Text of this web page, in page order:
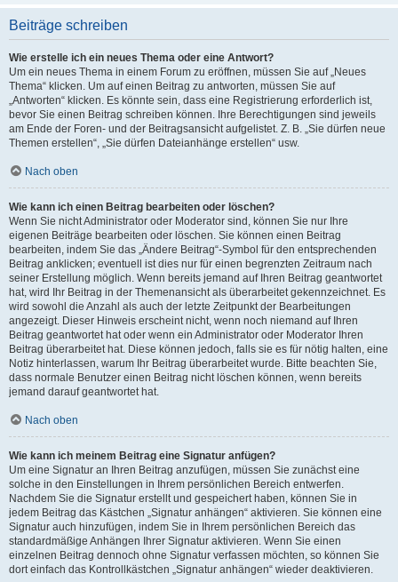
Beiträge schreiben
Wie erstelle ich ein neues Thema oder eine Antwort?
Um ein neues Thema in einem Forum zu eröffnen, müssen Sie auf „Neues
Thema“ klicken. Um auf einen Beitrag zu antworten, müssen Sie auf
„Antworten“ klicken. Es könnte sein, dass eine Registrierung erforderlich ist,
bevor Sie einen Beitrag schreiben können. Ihre Berechtigungen sind jeweils
am Ende der Foren- und der Beitragsansicht aufgelistet. Z. B. „Sie dürfen neue
Themen erstellen“, „Sie dürfen Dateianhänge erstellen“ usw.
Nach oben
Wie kann ich einen Beitrag bearbeiten oder löschen?
Wenn Sie nicht Administrator oder Moderator sind, können Sie nur Ihre
eigenen Beiträge bearbeiten oder löschen. Sie können einen Beitrag
bearbeiten, indem Sie das „Ändere Beitrag“-Symbol für den entsprechenden
Beitrag anklicken; eventuell ist dies nur für einen begrenzten Zeitraum nach
seiner Erstellung möglich. Wenn bereits jemand auf Ihren Beitrag geantwortet
hat, wird Ihr Beitrag in der Themenansicht als überarbeitet gekennzeichnet. Es
wird sowohl die Anzahl als auch der letzte Zeitpunkt der Bearbeitungen
angezeigt. Dieser Hinweis erscheint nicht, wenn noch niemand auf Ihren
Beitrag geantwortet hat oder wenn ein Administrator oder Moderator Ihren
Beitrag überarbeitet hat. Diese können jedoch, falls sie es für nötig halten, eine
Notiz hinterlassen, warum Ihr Beitrag überarbeitet wurde. Bitte beachten Sie,
dass normale Benutzer einen Beitrag nicht löschen können, wenn bereits
jemand darauf geantwortet hat.
Nach oben
Wie kann ich meinem Beitrag eine Signatur anfügen?
Um eine Signatur an Ihren Beitrag anzufügen, müssen Sie zunächst eine
solche in den Einstellungen in Ihrem persönlichen Bereich entwerfen.
Nachdem Sie die Signatur erstellt und gespeichert haben, können Sie in
jedem Beitrag das Kästchen „Signatur anhängen“ aktivieren. Sie können eine
Signatur auch hinzufügen, indem Sie in Ihrem persönlichen Bereich das
standardmäßige Anhängen Ihrer Signatur aktivieren. Wenn Sie einen
einzelnen Beitrag dennoch ohne Signatur verfassen möchten, so können Sie
dort einfach das Kontrollkästchen „Signatur anhängen“ wieder deaktivieren.